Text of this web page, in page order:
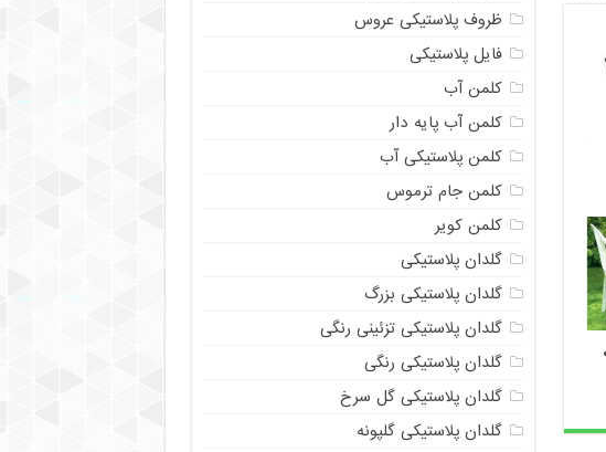
ظروف پلاستیکی عروس
فایل پلاستیکی
کلمن آب
کلمن آب پایه دار
کلمن پلاستیکی آب
کلمن جام ترموس
کلمن کویر
گلدان پلاستیکی
گلدان پلاستیکی بزرگ
گلدان پلاستیکی تزئینی رنگی
گلدان پلاستیکی رنگی
گلدان پلاستیکی گل سرخ
گلدان پلاستیکی گلپونه